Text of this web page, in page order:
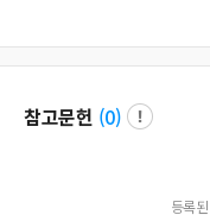
참고문헌 (0)
등록